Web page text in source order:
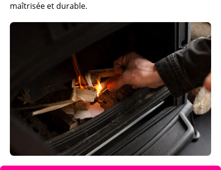
maîtrisée et durable.